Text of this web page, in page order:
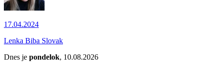
17.04.2024
Lenka Biba Slovak
Dnes je pondelok, 10.08.2026